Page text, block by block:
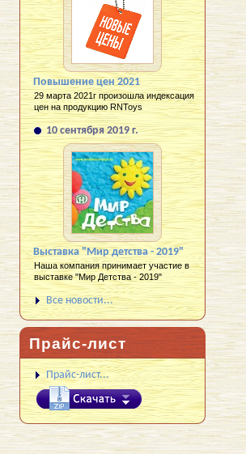
Повышение цен 2021
29 марта 2021г произошла индексация
цен на продукцию RNToys
10 сентября 2019 г.
Выставка "Мир детства - 2019"
Наша компания принимает участие в
выставке "Мир Детства - 2019"
Все новости...
Прайс-лист
Прайс-лист...